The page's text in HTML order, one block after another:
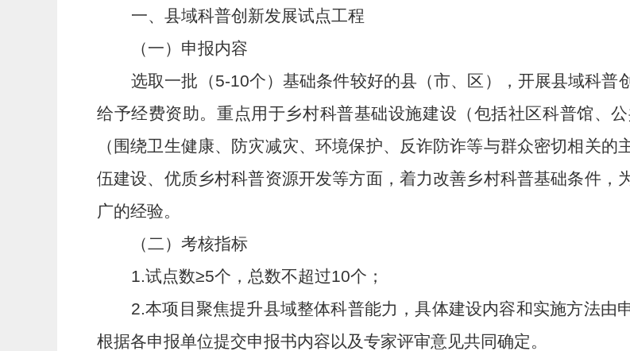
一、县域科普创新发展试点工程
（一）申报内容
选取一批（5-10个）基础条件较好的县（市、区），开展县域科普
给予经费资助。重点用于乡村科普基础设施建设（包括社区科普馆、
（围绕卫生健康、防灾减灾、环境保护、反诈防诈等与群众密切相关
伍建设、优质乡村科普资源开发等方面，着力改善乡村科普基础条件，
广的经验。
（二）考核指标
1.试点数≥5个，总数不超过10个；
2.本项目聚焦提升县域整体科普能力，具体建设内容和实施方法由
根据各申报单位提交申报书内容以及专家评审意见共同确定。